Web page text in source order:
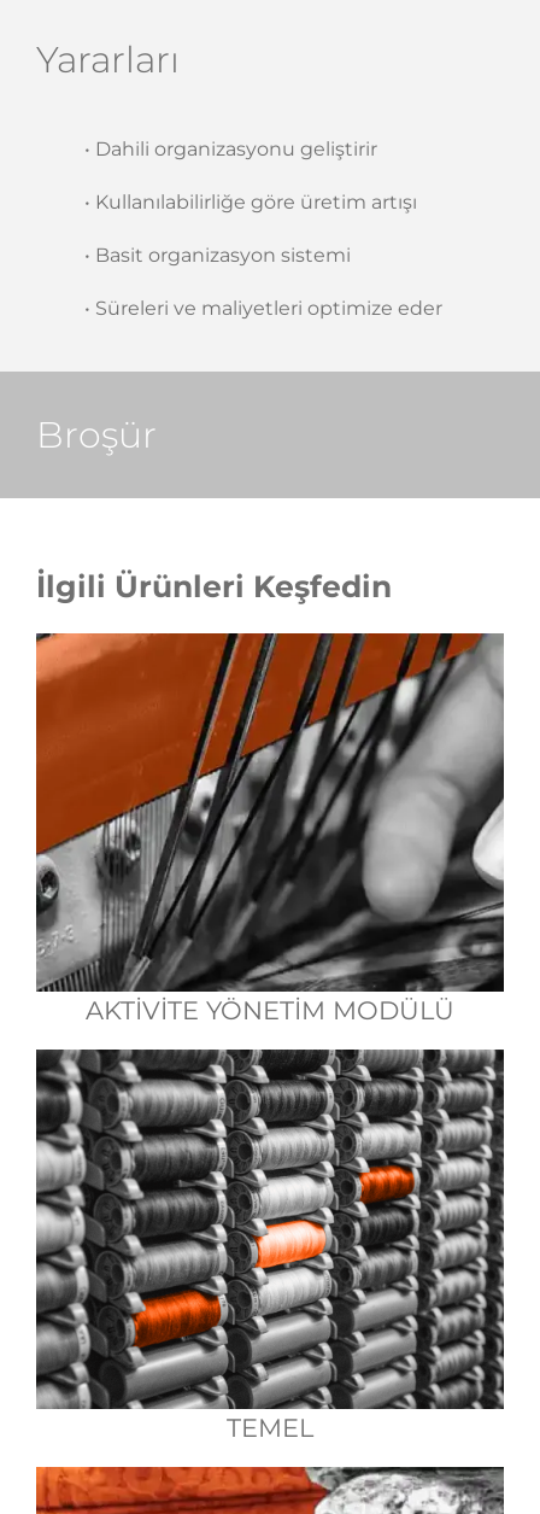
Yararları
• Dahili organizasyonu geliştirir
• Kullanılabilirliğe göre üretim artışı
• Basit organizasyon sistemi
• Süreleri ve maliyetleri optimize eder
Broşür
İlgili Ürünleri Keşfedin
AKTİVİTE YÖNETİM MODÜLÜ
TEMEL